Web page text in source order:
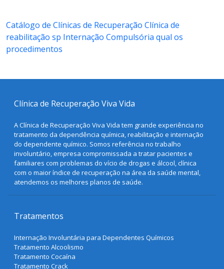
Catálogo de Clínicas de Recuperação Clínica de
reabilitação sp Internação Compulsória qual os
procedimentos
Clínica de Recuperação Viva Vida
A Clínica de Recuperação Viva Vida tem grande experiência no
tratamento da dependência química, reabilitação e internação
do dependente químico. Somos referência no trabalho
involuntário, empresa compromissada a tratar pacientes e
familiares com problemas do vício de drogas e álcool, clínica
com o maior índice de recuperação na área da saúde mental,
atendemos os melhores planos de saúde.
Tratamentos
Internação Involuntária para Dependentes Químicos
Tratamento Alcoolismo
Tratamento Cocaína
Tratamento Crack